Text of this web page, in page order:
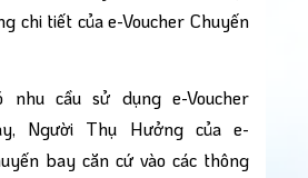
chi tiết của e-Voucher Chuyến
nhu cầu sử dụng e-Voucher
Người Thụ Hưởng của e-
bay căn cứ vào các thông